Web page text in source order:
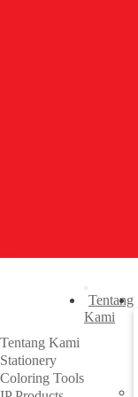
Tentang Kami
Stationery
Coloring Tools
Tentang
Kami